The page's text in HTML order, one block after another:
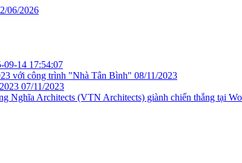
06/2026
09-14 17:54:07
với công trình "Nhà Tân Bình" 08/11/2023
07/11/2023
Nghĩa Architects (VTN Architects) giành chiến thắng tại